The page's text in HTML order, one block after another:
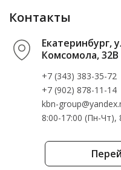
Контакты
Екатеринбург,
Комсомола, 32В
+7 (343) 383-35-72
+7 (902) 878-11-14
kbn-
8:00-17:00 (Пн-Чт),